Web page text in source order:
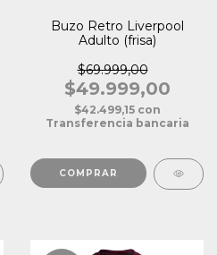
Buzo Retro Liverpool
Adulto (frisa)
$69.999,00
$49.999,00
$42.499,15 con
Transferencia bancaria
COMPRAR